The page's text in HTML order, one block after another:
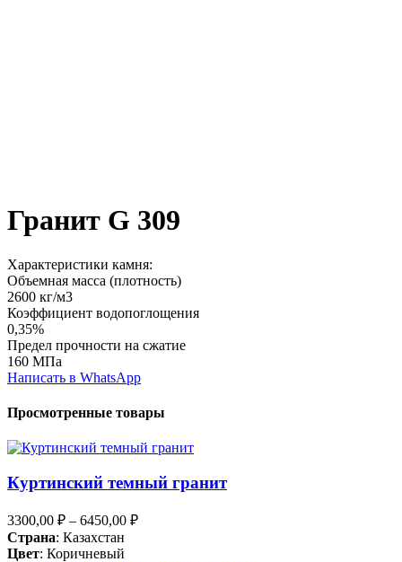
Гранит G 309
Характеристики камня:
Объемная масса (плотность)
2600 кг/м3
Коэффициент водопоглощения
0,35%
Предел прочности на сжатие
160 МПа
Написать в WhatsApp
Просмотренные товары
Куртинский темный гранит
3300,00 ₽ – 6450,00 ₽
Страна: Казахстан
Цвет: Коричневый